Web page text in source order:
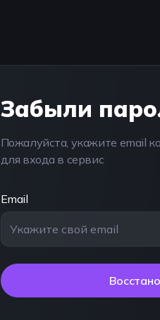
Забыли
Пожалуйста, укажите email
для входа в сервис
Email